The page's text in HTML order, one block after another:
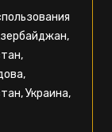
Украина,